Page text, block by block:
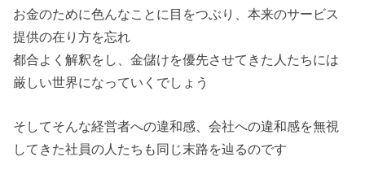
お金のために色んなことに目をつぶり、本来のサービス
提供の在り方を忘れ
都合よく解釈をし、金儲けを優先させてきた人たちには
厳しい世界になっていくでしょう
そしてそんな経営者への違和感、会社への違和感を無視
してきた社員の人たちも同じ末路を辿るのです